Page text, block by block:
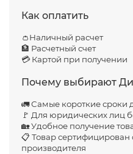
Как оплатить
👛Наличный расчет
🏦 Расчетный счет
💳 Картой при получении
Почему выбирают
🚛 Самые короткие сроки
🚩 Для юридических лиц
🏡 Удобное получение
📋 Товар
производителя